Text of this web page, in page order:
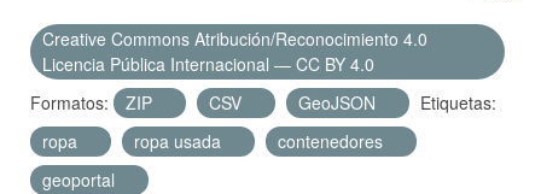
Creative Commons Atribución/Reconocimiento 4.0
Licencia Pública Internacional — CC BY 4.0
Formatos:
ZIP CSV GeoJSON
Etiquetas:
ropa
ropa usada
contenedores
geoportal